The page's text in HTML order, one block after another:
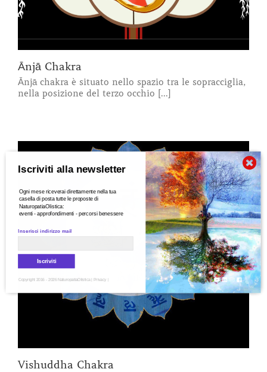
Ānjā Chakra
Ānjā chakra è situato nello spazio tra le sopracciglia,
nella posizione del terzo occhio [...]
Vishuddha Chakra
Iscriviti alla newsletter
Ogni mese riceverai direttamente nella tua
casella di posta tutte le proposte di
NaturopatiaOlistica:
eventi - approfondimenti - percorsi benessere
Inserisci indirizzo mail
Iscriviti
Copyright 2016 - 2026 NaturopatiaOlistica | Privacy |